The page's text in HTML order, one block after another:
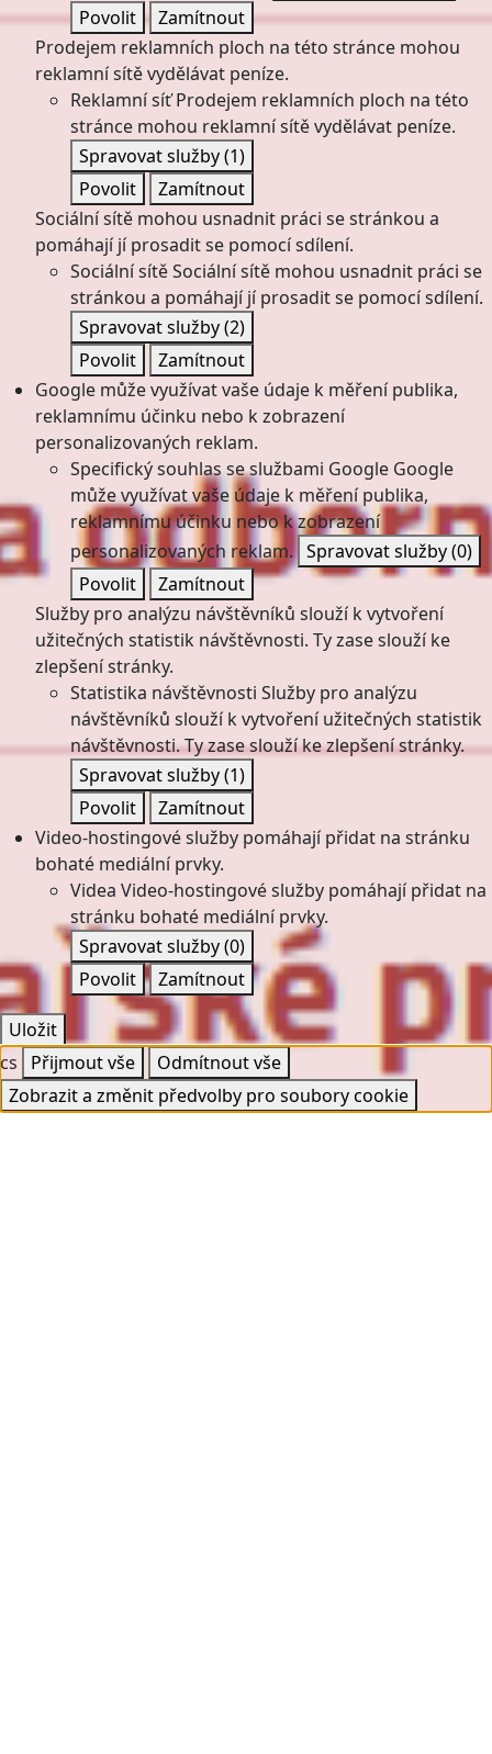
Povolit
Zamítnout
Prodejem reklamních ploch na této stránce mohou
reklamní sítě vydělávat peníze.
Reklamní síť Prodejem reklamních ploch na této
stránce mohou reklamní sítě vydělávat peníze.
Spravovat služby(1)
Povolit
Zamítnout
Sociální sítě mohou usnadnit práci se stránkou a
pomáhají jí prosadit se pomocí sdílení.
Sociální sítěSociální sítě mohou usnadnit práci se
stránkou a pomáhají jí prosadit se pomocí sdílení.
Spravovat služby(2)
Povolit
Zamítnout
Google může využívat vaše údaje k měření publika,
reklamnímu účinku nebo k zobrazení
personalizovaných reklam.
Specifický souhlas se službami Google Google
může využívat vaše údaje k měření publika,
reklamnímu účinku nebo k zobrazení
personalizovaných reklam. Spravovat služby(0)
Povolit
Zamítnout
Služby pro analýzu návštěvníků slouží k vytvoření
užitečných statistik návštěvnosti. Ty zase slouží ke
zlepšení stránky.
Statistika návštěvnosti Služby pro analýzu
návštěvníků slouží k vytvoření užitečných statistik
návštěvnosti. Ty zase slouží ke zlepšení stránky.
Spravovat služby(1)
Povolit
Zamítnout
Video-hostingové služby pomáhají přidat na stránku
bohaté mediální prvky.
Videa Video-hostingové služby pomáhají přidat na
stránku bohaté mediální prvky.
Spravovat služby(0)
Povolit
Zamítnout
Uložit
cs
Přijmout vše
Odmítnout vše
Zobrazit a změnit předvolby pro soubory cookie